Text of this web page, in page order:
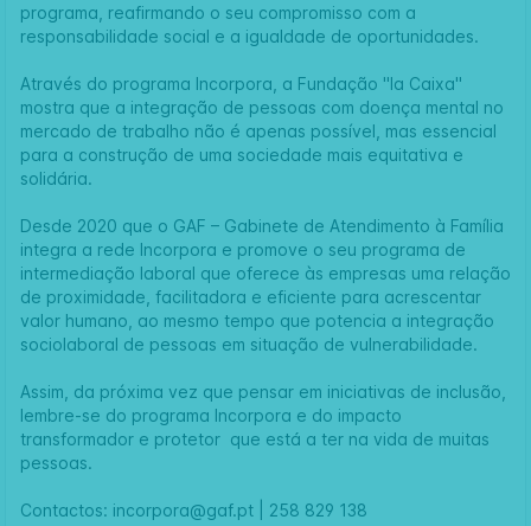
programa, reafirmando o seu compromisso com a
responsabilidade social e a igualdade de oportunidades.
Através do programa Incorpora, a Fundação "la Caixa"
mostra que a integração de pessoas com doença mental no
mercado de trabalho não é apenas possível, mas essencial
para a construção de uma sociedade mais equitativa e
solidária.
Desde 2020 que o GAF – Gabinete de Atendimento à Família
integra a rede Incorpora e promove o seu programa de
intermediação laboral que oferece às empresas uma relação
de proximidade, facilitadora e eficiente para acrescentar
valor humano, ao mesmo tempo que potencia a integração
sociolaboral de pessoas em situação de vulnerabilidade.
Assim, da próxima vez que pensar em iniciativas de inclusão,
lembre-se do programa Incorpora e do impacto
transformador e protetor que está a ter na vida de muitas
pessoas.
Contactos: incorpora@gaf.pt | 258 829 138